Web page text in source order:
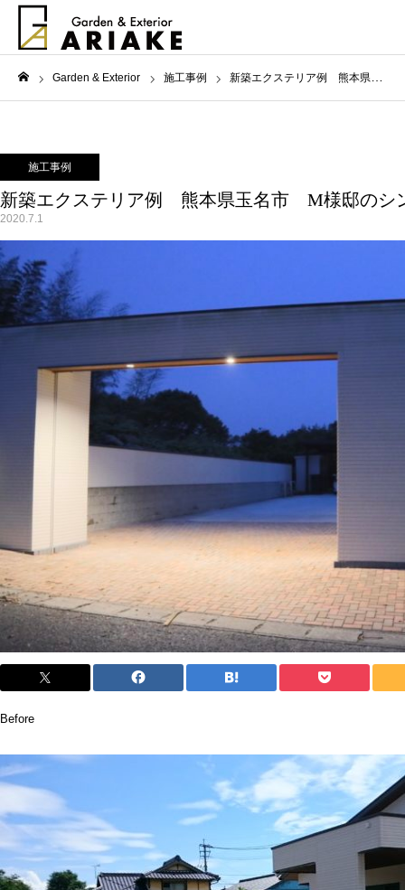
Garden & Exterior 施工事例 新築エクステリア例 熊本県玉名市 M様邸のシンプルモダンな外構
施工事例
新築エクステリア例 熊本県玉名市 M様邸のシ
2020.7.1
Before